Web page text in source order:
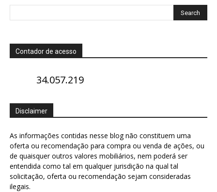
Contador de acesso
34.057.219
Disclaimer
As informações contidas nesse blog não constituem uma
oferta ou recomendação para compra ou venda de ações, ou
de quaisquer outros valores mobiliários, nem poderá ser
entendida como tal em qualquer jurisdição na qual tal
solicitação, oferta ou recomendação sejam consideradas
ilegais.